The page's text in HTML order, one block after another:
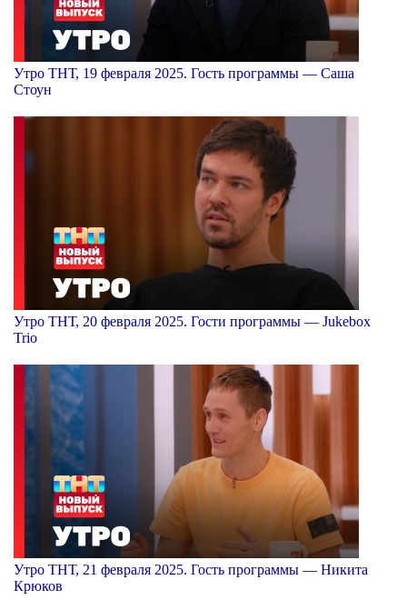
Утро ТНТ, 19 февраля 2025. Гость программы — Саша
Стоун
Утро ТНТ, 20 февраля 2025. Гости программы — Jukebox
Trio
Утро ТНТ, 21 февраля 2025. Гость программы — Никита
Крюков